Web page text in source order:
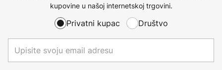
kupovine u našoj internetskoj trgovini.
Privatni kupac Društvo